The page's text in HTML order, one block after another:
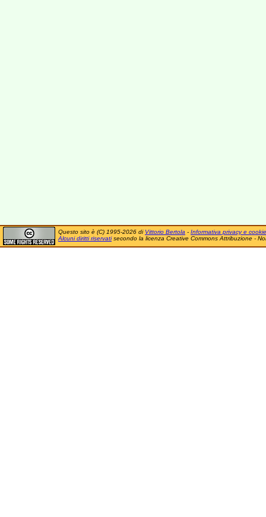
Questo sito è (C) 1995-2026 di Vittorio Bertola - Informativa privacy e cookie
Alcuni diritti riservatisecondo la licenza Creative Commons Attribuzione -